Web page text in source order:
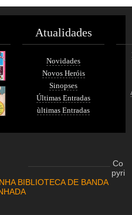
Atualidades
Novidades
Novos Heróis
Sinopses
Últimas Entradas
ùltimas Entradas
Co
pyri
BIBLIOTECA DE BANDA